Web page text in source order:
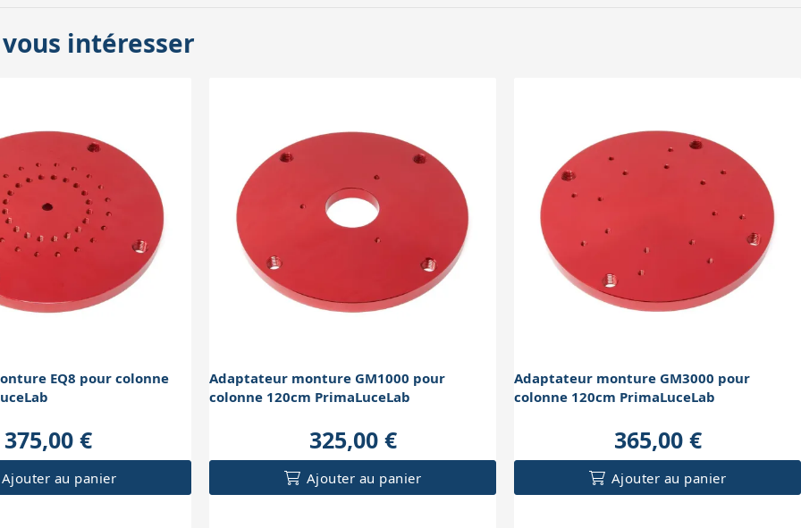
intéresser
EQ8 pour colonne
375,00 €
Ajouter au panier
Adaptateur monture GM1000 pour
colonne 120cm PrimaLuceLab
325,00 €
Ajouter au panier
Adaptateur monture GM3000 pour
colonne 120cm PrimaLuceLab
365,00 €
Ajouter au panier